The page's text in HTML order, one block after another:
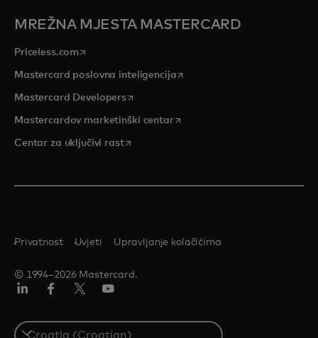
MREŽNA MJESTA MASTERCARD
Priceless.com opens in a new tab
Mastercard poslovna inteligencijaopens in a new tab
Mastercard Developersopens in a new tab
Mastercardov marketinški centaropens in a new tab
Centar za uključivi rastopens in a new tab
© 1994–2026 Mastercard.
Privatnost Uvjeti Upravljanje kolačićima
Select